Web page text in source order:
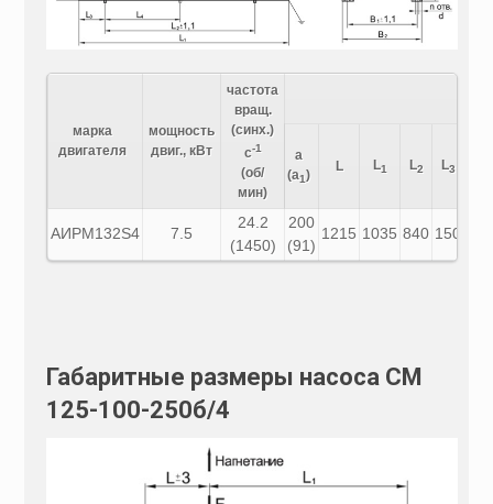
марка
двигателя
мощность
двиг., кВт
частота
вращ.
(синх.)
с-1
(об/
мин)
a
(a1)
L L1 L2 L3
AИPM132S4 7.5
24.2
(1450)
200
(91)
1215 1035 840 150
Габаритные размеры насоса СМ
125-100-250б/4